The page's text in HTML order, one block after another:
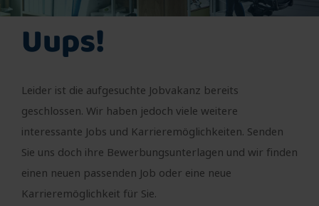
Uups!
Leider ist die aufgesuchte Jobvakanz bereits
geschlossen. Wir haben jedoch viele weitere
interessante Jobs und Karrieremöglichkeiten. Senden
Sie uns doch ihre Bewerbungsunterlagen und wir finden
einen neuen passenden Job oder eine neue
Karrieremöglichkeit für Sie.